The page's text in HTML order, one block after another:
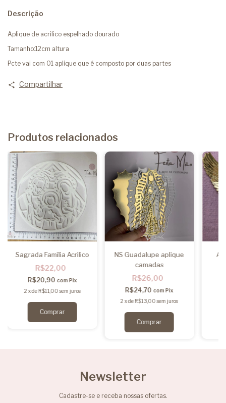
Descrição
Aplique de acrilico espelhado dourado
Tamanho:12cm altura
Pcte vai com 01 aplique que é composto por duas partes
Compartilhar
Produtos relacionados
Sagrada Família Acrilico
R$22,00
R$20,90 com Pix
2 xdeR$11,00 sem juros
NS Guadalupe aplique
camadas
R$26,00
R$24,70com Pix
2 xdeR$13,00 sem juros
Newsletter
Cadastre-se e receba nossas ofertas.